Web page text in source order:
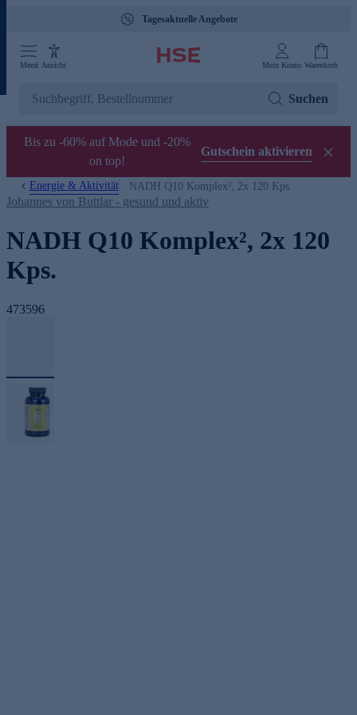
Tagesaktuelle Angebote
Menü Ansicht Mein Konto Warenkorb
Suchen
Bis zu -60% auf Mode und -20%
on top!
Gutschein aktivieren
Energie & Aktivität NADH Q10 Komplex², 2x 120 Kps.
Johannes von Buttlar - gesund und aktiv
NADH Q10 Komplex², 2x 120
Kps.
473596